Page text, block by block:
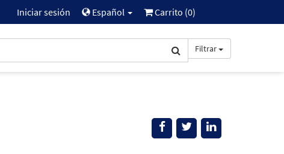
Iniciar sesión Español Carrito (0)
Filtrar